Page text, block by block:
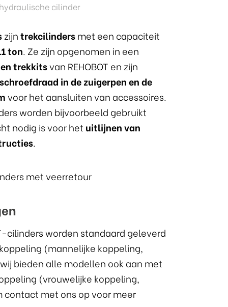
hydraulische cilinder
zijntrekcilindersmet een capaciteit
ton. Ze zijn opgenomen in een
trekkitsvan REHOBOT en zijn
schroefdraad in de zuigerpen en de
voor het aansluiten van accessoires.
worden bijvoorbeeld gebruikt
nodig is voor het uitlijnen van
.
met veerretour
cilinders worden standaard geleverd
(mannelijke koppeling,
bieden alle modellen ook aan met
(vrouwelijke koppeling,
contact met ons op voor meer